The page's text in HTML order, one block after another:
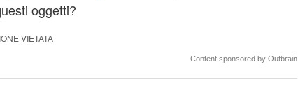
oggetti?
VIETATA
Content sponsored by Outbrain